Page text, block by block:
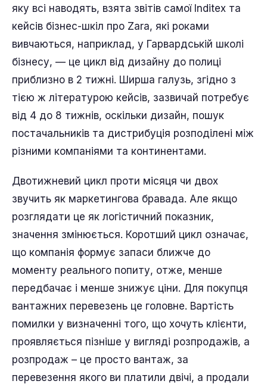
яку всі наводять, взята звітів самої Inditex та
кейсів бізнес-шкіл про Zara, які роками
вивчаються, наприклад, у Гарвардській школі
бізнесу, — це цикл від дизайну до полиці
приблизно в 2 тижні. Ширша галузь, згідно з
тією ж літературою кейсів, зазвичай потребує
від 4 до 8 тижнів, оскільки дизайн, пошук
постачальників та дистрибуція розподілені між
різними компаніями та континентами.
Двотижневий цикл проти місяця чи двох
звучить як маркетингова бравада. Але якщо
розглядати це як логістичний показник,
значення змінюється. Коротший цикл означає,
що компанія формує запаси ближче до
моменту реального попиту, отже, менше
передбачає і менше знижує ціни. Для покупця
вантажних перевезень це головне. Вартість
помилки у визначенні того, що хочуть клієнти,
проявляється пізніше у вигляді розпродажів, а
розпродаж – це просто вантаж, за
перевезення якого ви платили двічі, а продали